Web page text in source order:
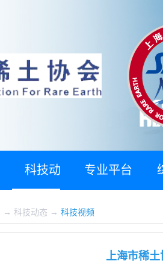
科技动 专业平台
→ 科技动态 → 科技视频
上海市稀